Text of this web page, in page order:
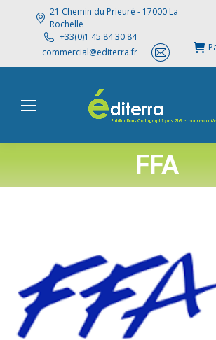
21 Chemin du Prieuré - 17000 La
Rochelle
+33(0)1 45 84 30 84
commercial@editerra.fr
FFA